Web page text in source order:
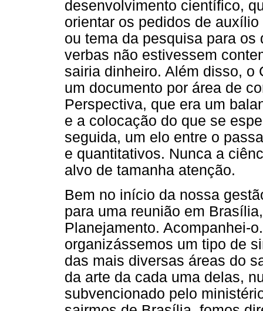
desenvolvimento científico,
orientar os pedidos de
ou tema da pesquisa para
verbas não estivessem
sairia dinheiro. Além disso, o
um documento por área de
Perspectiva, que era um
e a colocação do que se
seguida, um elo entre o
e quantitativos. Nunca a
alvo de tamanha atenção.
Bem no início da nossa
para uma reunião em
Planejamento. Acompanhei-
organizássemos um tipo de
das mais diversas áreas do
da arte da cada uma delas,
subvencionado pelo